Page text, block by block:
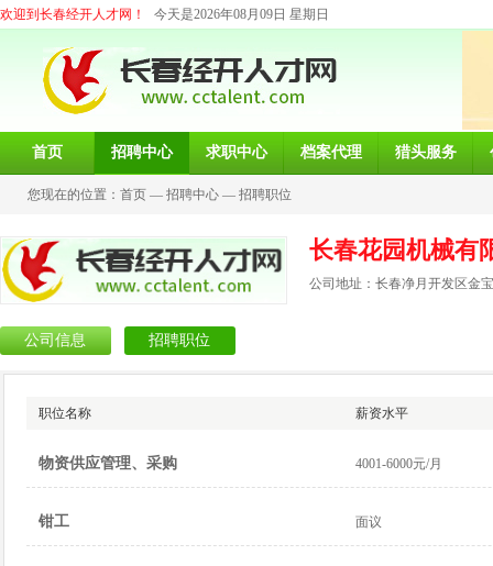
欢迎到长春经开人才网！ 今天是2026年08月09日 星期日
首页 招聘中心 求职中心 档案代理 猎头服务
您现在的位置： 首页 — 招聘中心 — 招聘职位
长春花园机械有
公司地址：长春净月开发区金
公司信息 招聘职位
职位名称 薪资水平
物资供应管理、采购 4001-6000元/月
钳工 面议